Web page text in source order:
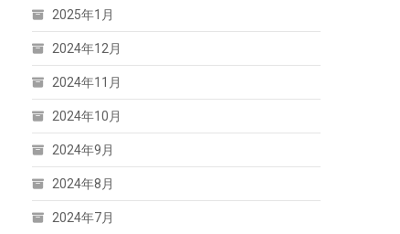
2025年1月
2024年12月
2024年11月
2024年10月
2024年9月
2024年8月
2024年7月